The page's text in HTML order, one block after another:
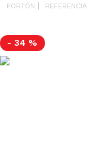
PORTÓN REFERENCIA
- 34 %